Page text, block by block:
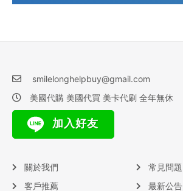
smilelonghelpbuy@gmail.com
美國代購 美國代買 美卡代刷 全年無休
加入好友
關於我們
客戶推薦
常見問題
最新公告